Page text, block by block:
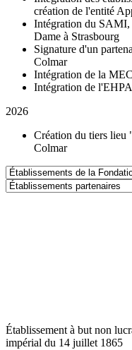
création de l'entité
Intégration du SAMI,
Dame à Strasbourg
Signature d'un
Colmar
Intégration de la
Intégration de
2026
Création du tiers
Colmar
Établissements
de
la
Établissements
Établissement à but non
impérial du 14 juillet 1865